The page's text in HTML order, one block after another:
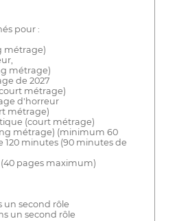
pour :
métrage)
métrage)
de 2027
métrage)
d'horreur
métrage)
(court métrage)
métrage) (minimum 60
120 minutes (90 minutes de
pages maximum)
un second rôle
un second rôle